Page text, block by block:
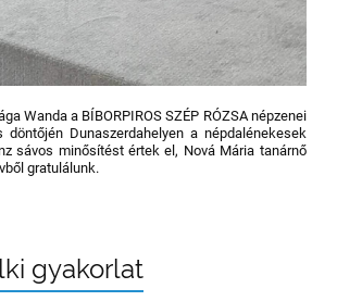
Wanda a BÍBORPIROS SZÉP RÓZSA népzenei
döntőjén Dunaszerdahelyen a népdalénekesek
sávos minősítést értek el, Nová Mária tanárnő
gratulálunk.
gyakorlat